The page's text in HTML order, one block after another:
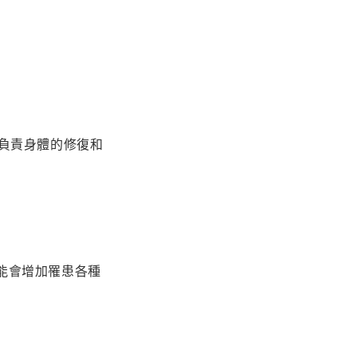
責身體的修復和
會增加罹患各種